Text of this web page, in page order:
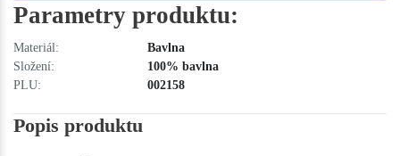
Parametry produktu:
Materiál:
Bavlna
Složení:
100% bavlna
PLU:
002158
Popis produktu